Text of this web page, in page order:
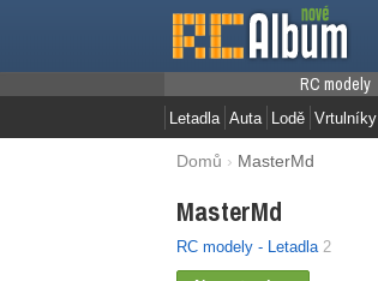
RC modely
Letadla Auta Lodě Vrtulníky
Domů › MasterMd
MasterMd
RC modely - Letadla 2